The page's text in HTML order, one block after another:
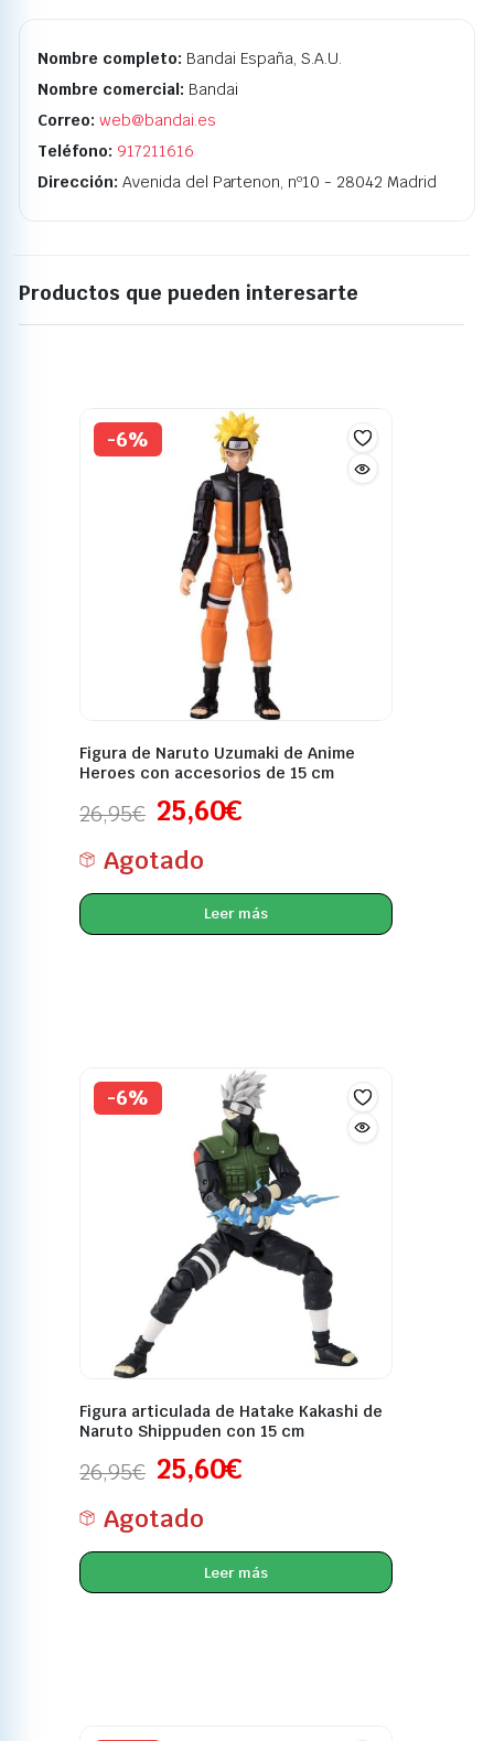
Nombre completo: Bandai España, S.A.U.
Nombre comercial: Bandai
Correo: web@bandai.es
Teléfono: 917211616
Dirección: Avenida del Partenon, nº10 - 28042 Madrid
Productos que pueden interesarte
-6%
Figura de Naruto Uzumaki de Anime
Heroes con accesorios de 15 cm
26,95€ 25,60€
Agotado
Leer más
-6%
Figura articulada de Hatake Kakashi de
Naruto Shippuden con 15 cm
26,95€ 25,60€
Agotado
Leer más